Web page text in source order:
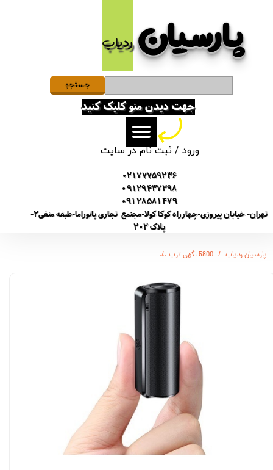
پارسیان​​​​​​​ردیاب
ورود /ثبت نام در سایت
حساب کاربری من
تغییر گذر واژه
سفارشات
خروج از حساب کاربری
02177759236
09129437298
09128581479
تهران- خیابان پیروزی-چهارراه کوکا کولا-مجتمع تجاری پانوراما-طبقه منفی2-
پلاک 202
جهت دیدن منو کلیک کنید
جستجو
پارسیان ردیاب 5800 اگهی ترب